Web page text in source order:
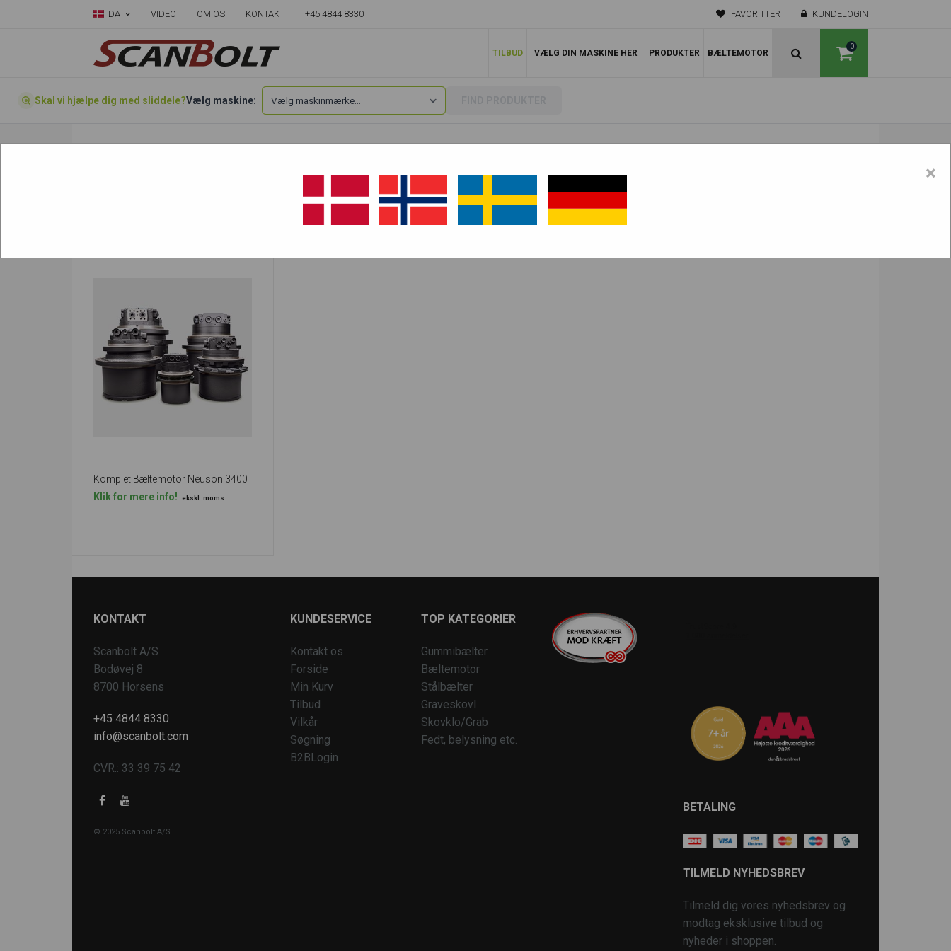
DA VIDEO OM OS KONTAKT +45 4844 8330 FAVORITTER KUNDELOGIN
0
TILBUD VÆLG DIN MASKINE HER PRODUKTER BÆLTEMOTOR
Skal vi hjælpe dig med sliddele?Vælg maskine:
Komplet Bæltemotor Neuson 3400
Klik for mere info!
ekskl. moms
KONTAKT
Scanbolt A/S
Bodøvej 8
8700 Horsens
+45 4844 8330
info@scanbolt.com
CVR.: 33 39 75 42
© 2025 Scanbolt A/S
KUNDESERVICE
Kontakt os
Forside
Min Kurv
Tilbud
Vilkår
Søgning
B2BLogin
TOP KATEGORIER
Gummibælter
Bæltemotor
Stålbælter
Graveskovl
Skovklo/Grab
Fedt, belysning etc.
BETALING
TILMELD NYHEDSBREV
Tilmeld dig vores nyhedsbrev og
modtag eksklusive tilbud og
nyheder i shoppen.
×